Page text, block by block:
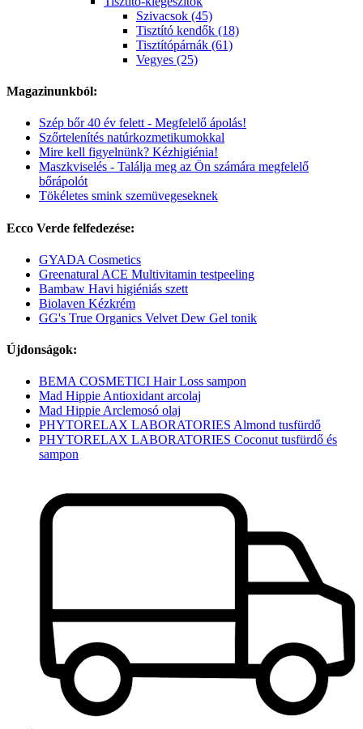
Szivacsok (45)
Tisztító kendők (18)
Tisztítópárnák (61)
Vegyes (25)
Magazinunkból:
Szép bőr 40 év felett - Megfelelő ápolás!
Szőrtelenítés natúrkozmetikumokkal
Mire kell figyelnünk? Kézhigiénia!
Maszkviselés - Találja meg az Ön számára megfelelő
bőrápolót
Tökéletes smink szemüvegeseknek
Ecco Verde felfedezése:
GYADA Cosmetics
Greenatural ACE Multivitamin testpeeling
Bambaw Havi higiéniás szett
Biolaven Kézkrém
GG's True Organics Velvet Dew Gel tonik
Újdonságok:
BEMA COSMETICI Hair Loss sampon
Mad Hippie Antioxidant arcolaj
Mad Hippie Arclemosó olaj
PHYTORELAX LABORATORIES Almond tusfürdő
PHYTORELAX LABORATORIES Coconut tusfürdő és
sampon